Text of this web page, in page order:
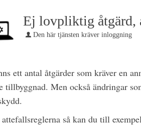
Ej lovpliktig åtgärd,
Den här tjänsten kräver inloggning
ett antal åtgärder som kräver en
tillbyggnad. Men också ändringar
så kan du till